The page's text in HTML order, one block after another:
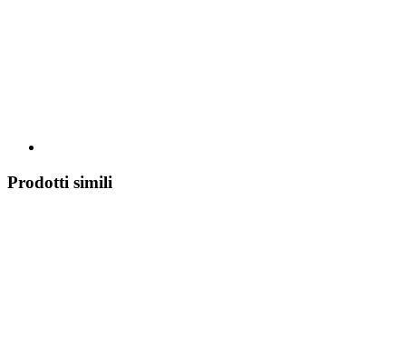
Prodotti simili